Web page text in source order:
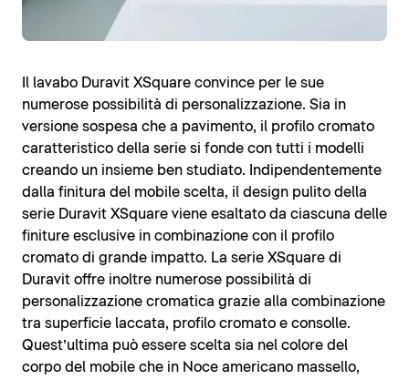
Il lavabo Duravit XSquare convince per le sue
numerose possibilità di personalizzazione. Sia in
versione sospesa che a pavimento, il profilo cromato
caratteristico della serie si fonde con tutti i modelli
creando un insieme ben studiato. Indipendentemente
dalla finitura del mobile scelta, il design pulito della
serie Duravit XSquare viene esaltato da ciascuna delle
finiture esclusive in combinazione con il profilo
cromato di grande impatto. La serie XSquare di
Duravit offre inoltre numerose possibilità di
personalizzazione cromatica grazie alla combinazione
tra superficie laccata, profilo cromato e consolle.
Quest’ultima può essere scelta sia nel colore del
corpo del mobile che in Noce americano massello,